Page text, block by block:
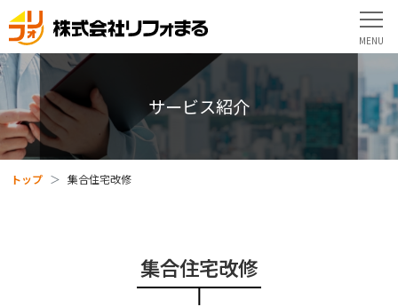
サービス紹介
トップ 集合住宅改修
集合住宅改修